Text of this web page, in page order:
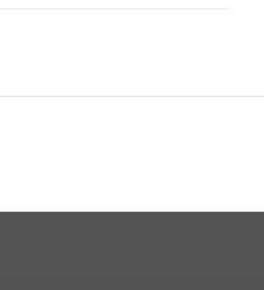
к 105-летию Центрального